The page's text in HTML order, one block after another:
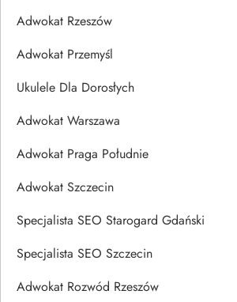
Adwokat Rzeszów
Adwokat Przemyśl
Ukulele Dla Dorosłych
Adwokat Warszawa
Adwokat Praga Południe
Adwokat Szczecin
Specjalista SEO Starogard Gdański
Specjalista SEO Szczecin
Adwokat Rozwód Rzeszów